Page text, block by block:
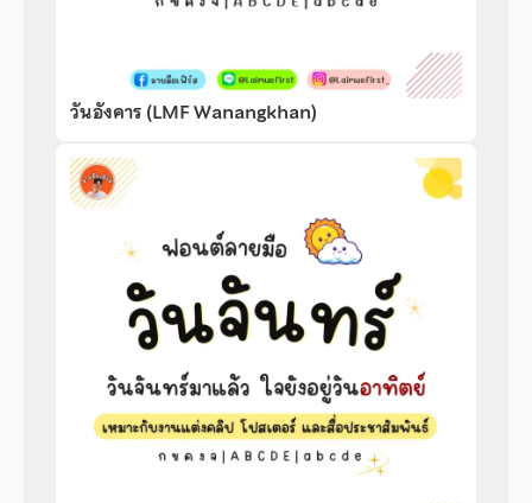
วันอังคาร (LMF Wanangkhan)